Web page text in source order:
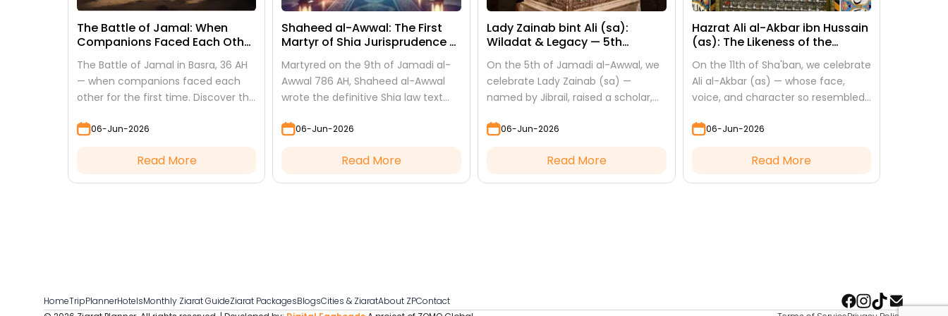
The Battle of Jamal: When
Companions Faced Each Other
The Battle of Jamal in Basra, 36 AH
— when companions faced each
other for the first time. Discover the
and the lessons it teaches
06-Jun-2026
Read More
Shaheed al-Awwal: The First
Martyr of Shia Jurisprudence —
Martyred on the 9th of Jamadi al-
Awwal 786 AH, Shaheed al-Awwal
wrote the definitive Shia law text
studied in every hawza ever since.
06-Jun-2026
Read More
Lady Zainab bint Ali (sa):
Wiladat & Legacy — 5th
On the 5th of Jamadi al-Awwal, we
celebrate Lady Zainab (sa) —
named by Jibrail, raised a scholar,
said "I saw nothing but beauty."
06-Jun-2026
Read More
Hazrat Ali al-Akbar ibn Hussain
(as): The Likeness of the
On the 11th of Sha'ban, we celebrate
Ali al-Akbar (as) — whose face,
voice, and character so resembled
looked at him to see his
06-Jun-2026
Read More
HomeTripPlannerHotelsMonthly Ziarat GuideZiarat PackagesBlogsCities & ZiaratAbout ZPContact